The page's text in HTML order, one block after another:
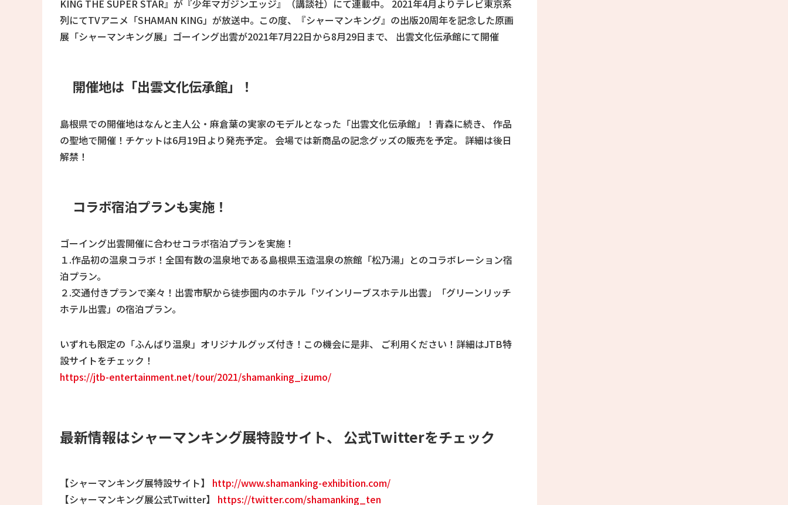
KING THE SUPER STAR』が『少年マガジンエッジ』（講談社）にて連載中。 2021年4月よりテレビ東京系
列にてTVアニメ「SHAMAN KING」が放送中。この度、『シャーマンキング』の出版20周年を記念した原画
展「シャーマンキング展」ゴーイング出雲が2021年7月22日から8月29日まで、 出雲文化伝承館にて開催
開催地は「出雲文化伝承館」！
島根県での開催地はなんと主人公・麻倉葉の実家のモデルとなった「出雲文化伝承館」！青森に続き、 作品
の聖地で開催！チケットは6月19日より発売予定。 会場では新商品の記念グッズの販売を予定。 詳細は後日
解禁！
コラボ宿泊プランも実施！
ゴーイング出雲開催に合わせコラボ宿泊プランを実施！
１.作品初の温泉コラボ！全国有数の温泉地である島根県玉造温泉の旅館「松乃湯」とのコラボレーション宿
泊プラン。
２.交通付きプランで楽々！出雲市駅から徒歩圏内のホテル「ツインリーブスホテル出雲」「グリーンリッチ
ホテル出雲」の宿泊プラン。
いずれも限定の「ふんばり温泉」オリジナルグッズ付き！この機会に是非、 ご利用ください！詳細はJTB特
設サイトをチェック！
https://jtb-entertainment.net/tour/2021/shamanking_izumo/
最新情報はシャーマンキング展特設サイト、 公式Twitterをチェック
【シャーマンキング展特設サイト】 http://www.shamanking-exhibition.com/
【シャーマンキング展公式Twitter】
https://twitter.com/shamanking_ten